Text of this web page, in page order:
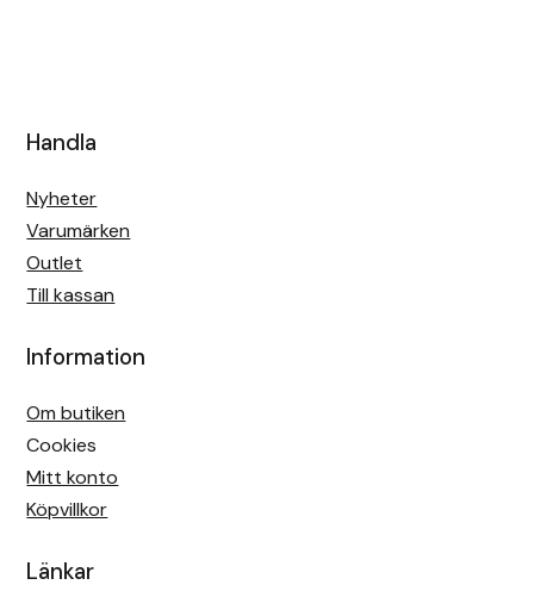
Handla
Nyheter
Varumärken
Outlet
Till kassan
Information
Om butiken
Cookies
Mitt konto
Köpvillkor
Länkar